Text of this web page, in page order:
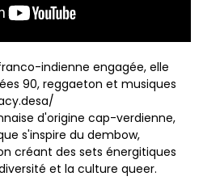
indienne engagée, elle
90, reggaeton et musiques
d'origine cap-verdienne,
s'inspire du dembow,
créant des sets énergitiques
et la culture queer.